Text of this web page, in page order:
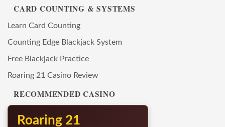
CARD COUNTING & SYSTEMS
Learn Card Counting
Counting Edge Blackjack System
Free Blackjack Practice
Roaring 21 Casino Review
RECOMMENDED CASINO
Roaring 21